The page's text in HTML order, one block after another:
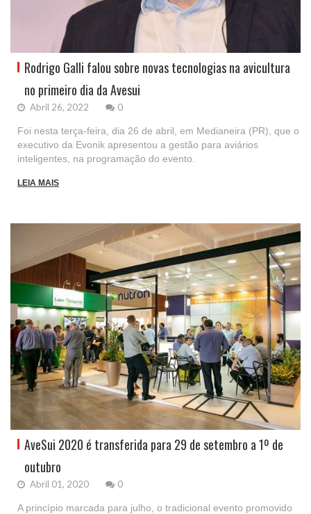
Rodrigo Galli falou sobre novas tecnologias na avicultura
no primeiro dia da Avesui
Abril 26, 2022 0
Foi nesta terça-feira, dia 26 de abril, em Medianeira (PR), que o
executivo da Evonik apresentou a gestão para aviários
inteligentes, na programação do evento.
LEIA MAIS
AveSui 2020 é transferida para 29 de setembro a 1º de
outubro
Abril 01, 2020 0
A princípio marcada para julho, o tradicional evento promovido